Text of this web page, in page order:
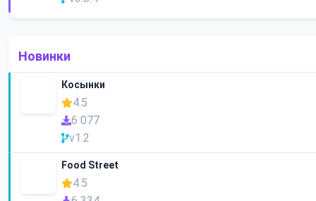
Новинки
Косынки
4.5
6 077
v1.2
Food Street
4.5